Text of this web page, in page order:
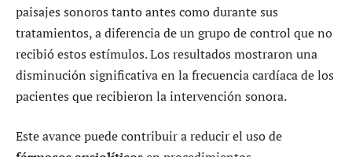
paisajes sonoros tanto antes como durante sus
tratamientos, a diferencia de un grupo de control que no
recibió estos estímulos. Los resultados mostraron una
disminución significativa en la frecuencia cardíaca de los
pacientes que recibieron la intervención sonora.
Este avance puede contribuir a reducir el uso de